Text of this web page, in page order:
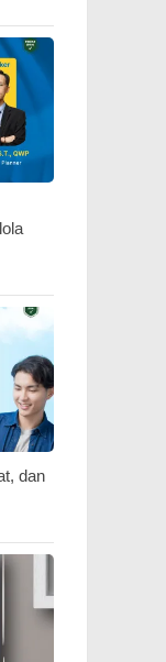
dan